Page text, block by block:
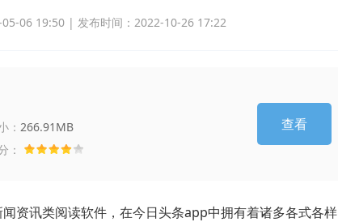
05-06 19:50 | 发布时间：2022-10-26 17:22
：266.91MB
：
查看
闻资讯类阅读软件，在今日头条app中拥有着诸多各式各样